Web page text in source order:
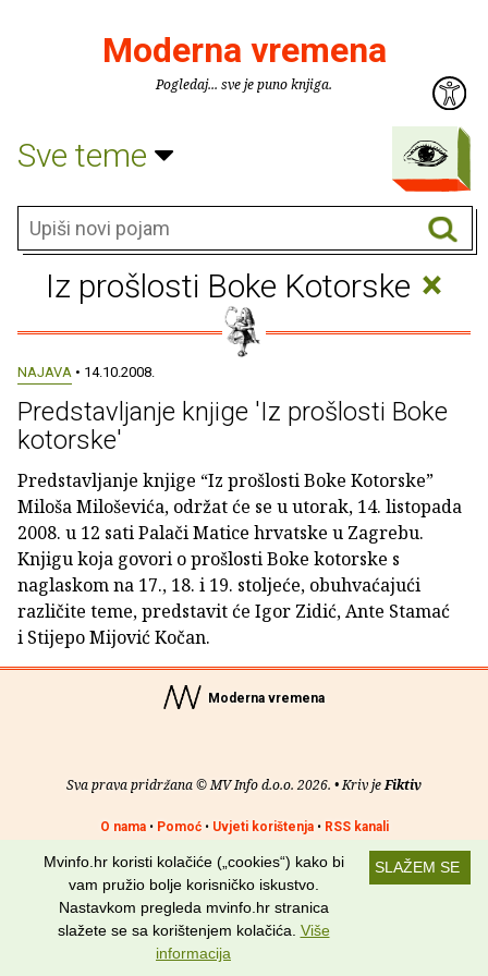
Moderna vremena
Pogledaj... sve je puno knjiga.
Sve teme
Iz prošlosti Boke Kotorske ×
NAJAVA • 14.10.2008.
Predstavljanje knjige 'Iz prošlosti Boke
kotorske'
Predstavljanje knjige “Iz prošlosti Boke Kotorske”
Miloša Miloševića, održat će se u utorak, 14. listopada
2008. u 12 sati Palači Matice hrvatske u Zagrebu.
Knjigu koja govori o prošlosti Boke kotorske s
naglaskom na 17., 18. i 19. stoljeće, obuhvaćajući
različite teme, predstavit će Igor Zidić, Ante Stamać
i Stijepo Mijović Kočan.
Moderna vremena
Sva prava pridržana © MV Info d.o.o. 2026. • Kriv jeFiktiv
O nama• Pomoć• Uvjeti korištenja• RSS kanali
Potraži nas na: SLAŽEM SE
Mvinfo.hr koristi kolačiće („cookies“) kako bi
vam pružio bolje korisničko iskustvo.
Nastavkom pregleda mvinfo.hr stranica
slažete se sa korištenjem kolačića. Više
informacija